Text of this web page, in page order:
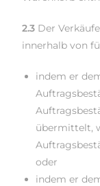
2.3 Der
innerhalb von
indem er
übermittelt,
oder
indem er